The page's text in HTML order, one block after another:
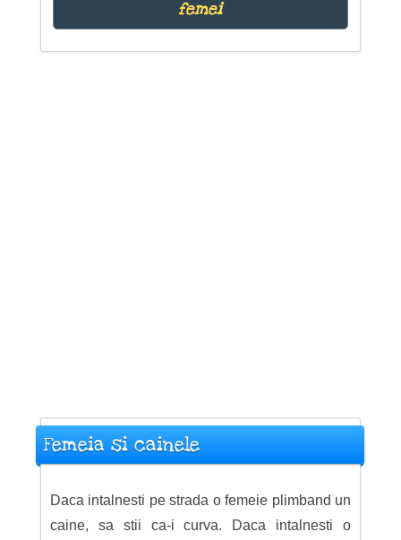
femei
Femeia si cainele
Daca intalnesti pe strada o femeie plimband un
caine, sa stii ca-i curva. Daca intalnesti o